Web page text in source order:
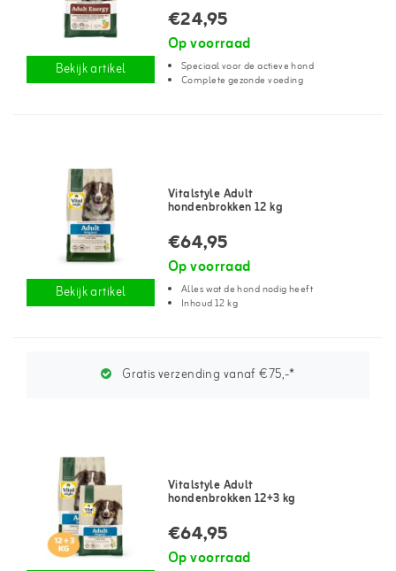
Bekijk artikel
€24,95
Op voorraad
Speciaal voor de actieve hond
Complete gezonde voeding
Bekijk artikel
Vitalstyle Adult
hondenbrokken 12 kg
€64,95
Op voorraad
Alles wat de hond nodig heeft
Inhoud 12 kg
Gratis verzending vanaf €75,-*
Vitalstyle Adult
hondenbrokken 12+3 kg
€64,95
Op voorraad